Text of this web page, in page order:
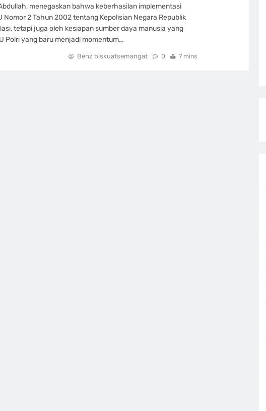
menegaskan bahwa keberhasilan implementasi
2 Tahun 2002 tentang Kepolisian Negara Republik
tetapi juga oleh kesiapan sumber daya manusia yang
Polri yang baru menjadi momentum…
Benz biskuatsemangat 0 7 mins